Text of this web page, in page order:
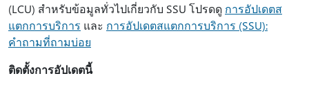
(LCU) สำหรับข้อมูลทั่วไปเกี่ยวกับ SSU โปรดดู การอัปเดตส
แตกการบริการ และ การอัปเดตสแตกการบริการ (SSU):
คำถามที่ถามบ่อย
ติดตั้งการอัปเดตนี้